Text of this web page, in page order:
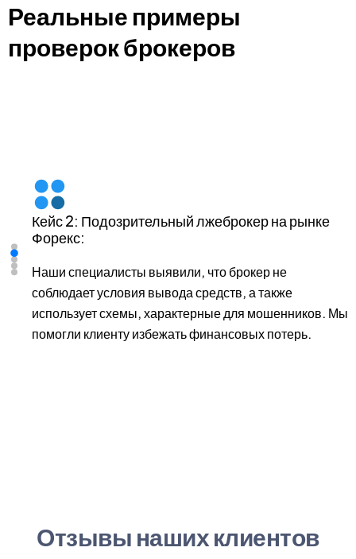
Реальные примеры
проверок брокеров
Кейс 3: Мошенничество с бинарными
опционами:
Клиент обратился с жалобой на бинарного
опционного брокера, который обещал высокие
доходы, но постоянно создавал препятствия для
вывода средств. Мы провели проверку и выяснили,
Отзывы наших клиентов